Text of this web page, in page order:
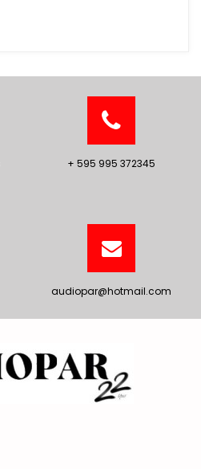
+ 595 995 372345
audiopar@hotmail.com